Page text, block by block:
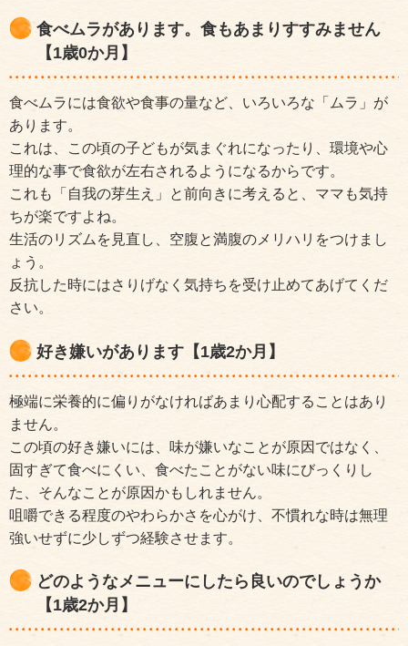
食べムラがあります。食もあまりすすみません
【1歳0か月】
食べムラには食欲や食事の量など、いろいろな「ムラ」が
あります。
これは、この頃の子どもが気まぐれになったり、環境や心
理的な事で食欲が左右されるようになるからです。
これも「自我の芽生え」と前向きに考えると、ママも気持
ちが楽ですよね。
生活のリズムを見直し、空腹と満腹のメリハリをつけまし
ょう。
反抗した時にはさりげなく気持ちを受け止めてあげてくだ
さい。
好き嫌いがあります【1歳2か月】
極端に栄養的に偏りがなければあまり心配することはあり
ません。
この頃の好き嫌いには、味が嫌いなことが原因ではなく、
固すぎて食べにくい、食べたことがない味にびっくりし
た、そんなことが原因かもしれません。
咀嚼できる程度のやわらかさを心がけ、不慣れな時は無理
強いせずに少しずつ経験させます。
どのようなメニューにしたら良いのでしょうか
【1歳2か月】